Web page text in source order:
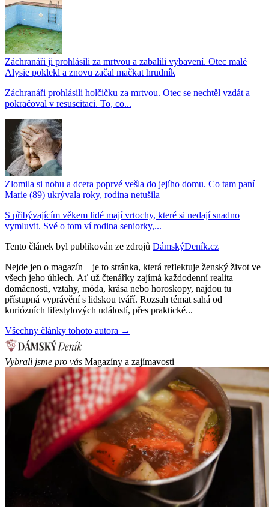
Záchranáři ji prohlásili za mrtvou a zabalili vybavení. Otec malé
Alysie poklekl a znovu začal mačkat hrudník
Záchranáři prohlásili holčičku za mrtvou. Otec se nechtěl vzdát a
pokračoval v resuscitaci. To, co...
Zlomila si nohu a dcera poprvé vešla do jejího domu. Co tam paní
Marie (89) ukrývala roky, rodina netušila
S přibývajícím věkem lidé mají vrtochy, které si nedají snadno
vymluvit. Své o tom ví rodina seniorky,...
Tento článek byl publikován ze zdrojů DámskýDeník.cz
Nejde jen o magazín – je to stránka, která reflektuje ženský život ve
všech jeho úhlech. Ať už čtenářky zajímá každodenní realita
domácnosti, vztahy, móda, krása nebo horoskopy, najdou tu
přístupná vyprávění s lidskou tváří. Rozsah témat sahá od
kuriózních lifestylových událostí, přes praktické...
Všechny články tohoto autora →
Vybrali jsme pro vás Magazíny a zajímavosti